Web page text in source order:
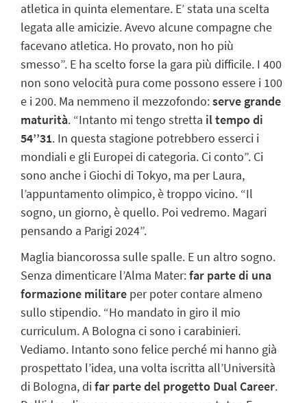
atletica in quinta elementare. E’ stata una scelta
legata alle amicizie. Avevo alcune compagne che
facevano atletica. Ho provato, non ho più
smesso”. E ha scelto forse la gara più difficile. I 400
non sono velocità pura come possono essere i 100
e i 200. Ma nemmeno il mezzofondo:serve grande
maturità. “Intanto mi tengo stretta il tempo di
54’’31. In questa stagione potrebbero esserci i
mondiali e gli Europei di categoria. Ci conto”. Ci
sono anche i Giochi di Tokyo, ma per Laura,
l’appuntamento olimpico, è troppo vicino. “Il
sogno, un giorno, è quello. Poi vedremo. Magari
pensando a Parigi 2024”.
Maglia biancorossa sulle spalle. E un altro sogno.
Senza dimenticare l’Alma Mater:far parte di una
formazione militare per poter contare almeno
sullo stipendio. “Ho mandato in giro il mio
curriculum. A Bologna ci sono i carabinieri.
Vediamo. Intanto sono felice perché mi hanno già
prospettato l’idea, una volta iscritta all’Università
di Bologna, difar parte del progetto Dual Career.